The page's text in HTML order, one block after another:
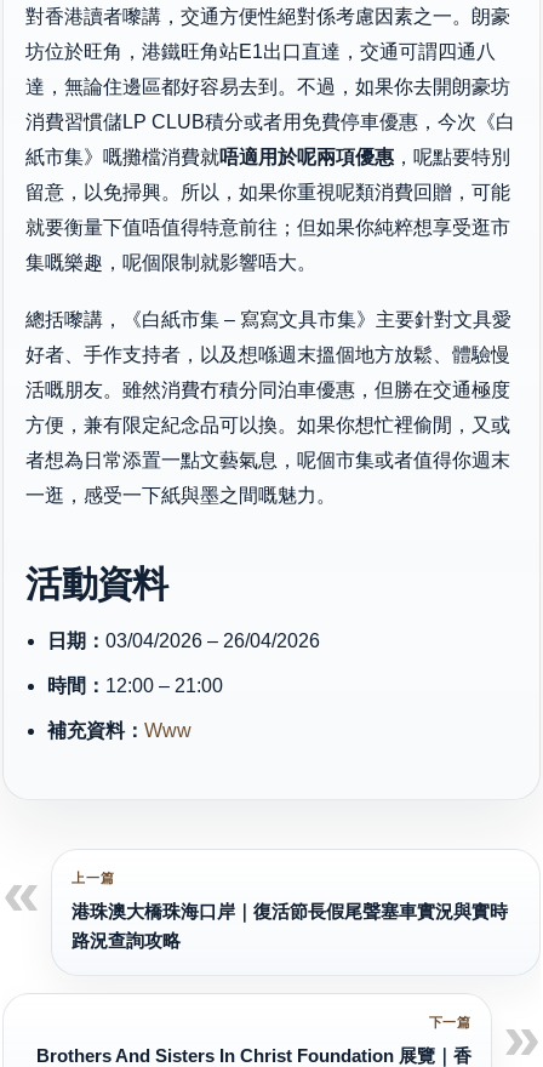
對香港讀者嚟講，交通方便性絕對係考慮因素之一。朗豪
坊位於旺角，港鐵旺角站E1出口直達，交通可謂四通八
達，無論住邊區都好容易去到。不過，如果你去開朗豪坊
消費習慣儲LP CLUB積分或者用免費停車優惠，今次《白
紙市集》嘅攤檔消費就唔適用於呢兩項優惠 ，呢點要特別
留意，以免掃興。所以，如果你重視呢類消費回贈，可能
就要衡量下值唔值得特意前往；但如果你純粹想享受逛市
集嘅樂趣，呢個限制就影響唔大。
總括嚟講，《白紙市集 – 寫寫文具市集》主要針對文具愛
好者、手作支持者，以及想喺週末搵個地方放鬆、體驗慢
活嘅朋友。雖然消費冇積分同泊車優惠，但勝在交通極度
方便，兼有限定紀念品可以換。如果你想忙裡偷閒，又或
者想為日常添置一點文藝氣息，呢個市集或者值得你週末
一逛，感受一下紙與墨之間嘅魅力。
活動資料
日期： 03/04/2026 – 26/04/2026
時間： 12:00 – 21:00
補充資料： Www
港珠澳大橋珠海口岸｜復活節長假尾聲塞車實況與實時
路況查詢攻略
Brothers And Sisters In Christ Foundation 展覽｜香